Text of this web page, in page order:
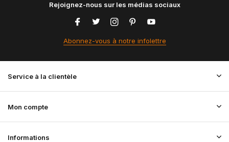
Rejoignez-nous sur les médias sociaux
Abonnez-vous à notre infolettre
Service à la clientèle
Mon compte
Informations